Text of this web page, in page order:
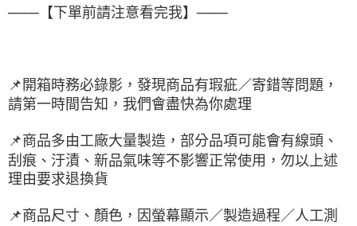
───【下單前請注意看完我】───
📌 開箱時務必錄影，發現商品有瑕疵／寄錯等問題，
請第一時間告知，我們會盡快為你處理
📌商品多由工廠大量製造，部分品項可能會有線頭、
刮痕、汙漬、新品氣味等不影響正常使用，勿以上述
理由要求退換貨
📌商品尺寸、顏色，因螢幕顯示／製造過程／人工測